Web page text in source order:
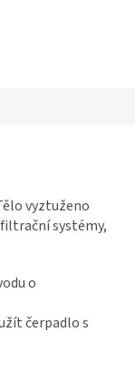
vyztuženo
systémy,
o
čerpadlo s